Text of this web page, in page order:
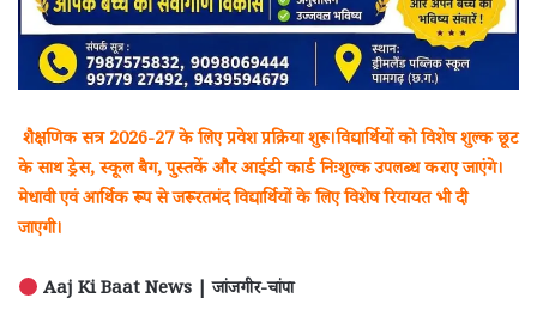
शैक्षणिक सत्र 2026-27 के लिए प्रवेश प्रक्रिया शुरू।विद्यार्थियों को विशेष शुल्क छूट
के साथ ड्रेस, स्कूल बैग, पुस्तकें और आईडी कार्ड निःशुल्क उपलब्ध कराए जाएंगे।
मेधावी एवं आर्थिक रूप से जरूरतमंद विद्यार्थियों के लिए विशेष रियायत भी दी
जाएगी।
Aaj Ki Baat News | जांजगीर-चांपा